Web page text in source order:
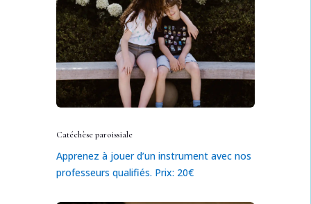
Catéchèse paroissiale
Apprenez à jouer d’un instrument avec nos
professeurs qualifiés. Prix: 20€